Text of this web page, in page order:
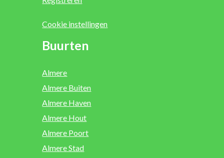
Cookie instellingen
Buurten
Almere
Almere Buiten
Almere Haven
Almere Hout
Almere Poort
Almere Stad